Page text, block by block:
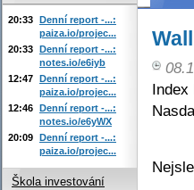
Index
20:33 Denní report -...:
paiza.io/projec...
20:33 Denní report -...:
notes.io/e6iyb
12:47 Denní report -...:
paiza.io/projec...
12:46 Denní report -...:
notes.io/e6yWX
20:09 Denní report -...:
paiza.io/projec...
Škola investování